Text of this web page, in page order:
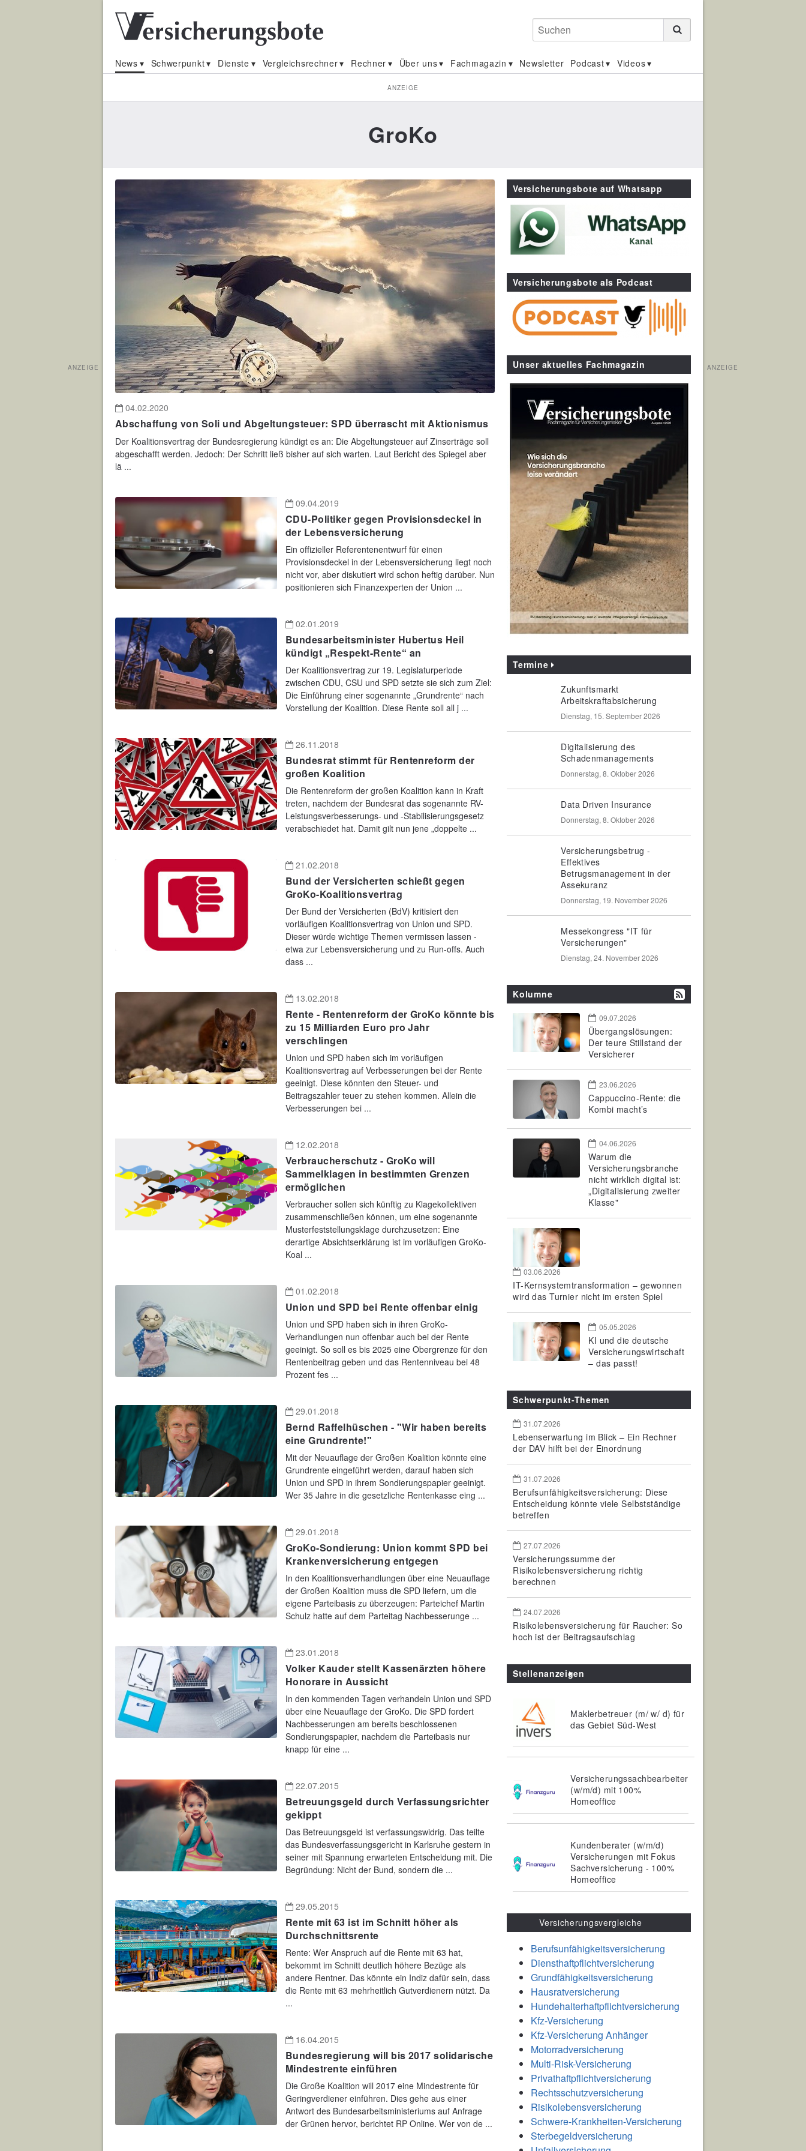
Suchen
News Schwerpunkt Dienste Vergleichsrechner Rechner Über uns Fachmagazin Newsletter Podcast Videos
ANZEIGE
GroKo
04.02.2020
Abschaffung von Soli und Abgeltungsteuer: SPD überrascht mit Aktionismus
Der Koalitionsvertrag der Bundesregierung kündigt es an: Die Abgeltungsteuer auf Zinserträge soll
abgeschafft werden. Jedoch: Der Schritt ließ bisher auf sich warten. Laut Bericht des Spiegel aber
lä ...
09.04.2019
CDU-Politiker gegen Provisionsdeckel in
der Lebensversicherung
Ein offizieller Referentenentwurf für einen
Provisionsdeckel in der Lebensversicherung liegt noch
nicht vor, aber diskutiert wird schon heftig darüber. Nun
positionieren sich Finanzexperten der Union ...
02.01.2019
Bundesarbeitsminister Hubertus Heil
kündigt „Respekt-Rente“ an
Der Koalitionsvertrag zur 19. Legislaturperiode
zwischen CDU, CSU und SPD setzte sie sich zum Ziel:
Die Einführung einer sogenannte „Grundrente“ nach
Vorstellung der Koalition. Diese Rente soll all j ...
26.11.2018
Bundesrat stimmt für Rentenreform der
großen Koalition
Die Rentenreform der großen Koalition kann in Kraft
treten, nachdem der Bundesrat das sogenannte RV-
Leistungsverbesserungs- und -Stabilisierungsgesetz
verabschiedet hat. Damit gilt nun jene „doppelte ...
21.02.2018
Bund der Versicherten schießt gegen
GroKo-Koalitionsvertrag
Der Bund der Versicherten (BdV) kritisiert den
vorläufigen Koalitionsvertrag von Union und SPD.
Dieser würde wichtige Themen vermissen lassen -
etwa zur Lebensversicherung und zu Run-offs. Auch
dass ...
13.02.2018
Rente - Rentenreform der GroKo könnte bis
zu 15 Milliarden Euro pro Jahr
verschlingen
Union und SPD haben sich im vorläufigen
Koalitionsvertrag auf Verbesserungen bei der Rente
geeinigt. Diese könnten den Steuer- und
Beitragszahler teuer zu stehen kommen. Allein die
Verbesserungen bei ...
12.02.2018
Verbraucherschutz - GroKo will
Sammelklagen in bestimmten Grenzen
ermöglichen
Verbraucher sollen sich künftig zu Klagekollektiven
zusammenschließen können, um eine sogenannte
Musterfeststellungsklage durchzusetzen: Eine
derartige Absichtserklärung ist im vorläufigen GroKo-
Koal ...
01.02.2018
Union und SPD bei Rente offenbar einig
Union und SPD haben sich in ihren GroKo-
Verhandlungen nun offenbar auch bei der Rente
geeinigt. So soll es bis 2025 eine Obergrenze für den
Rentenbeitrag geben und das Rentenniveau bei 48
Prozent fes ...
29.01.2018
Bernd Raffelhüschen - "Wir haben bereits
eine Grundrente!"
Mit der Neuauflage der Großen Koalition könnte eine
Grundrente eingeführt werden, darauf haben sich
Union und SPD in ihrem Sondierungspapier geeinigt.
Wer 35 Jahre in die gesetzliche Rentenkasse eing ...
29.01.2018
GroKo-Sondierung: Union kommt SPD bei
Krankenversicherung entgegen
In den Koalitionsverhandlungen über eine Neuauflage
der Großen Koalition muss die SPD liefern, um die
eigene Parteibasis zu überzeugen: Parteichef Martin
Schulz hatte auf dem Parteitag Nachbesserunge ...
23.01.2018
Volker Kauder stellt Kassenärzten höhere
Honorare in Aussicht
In den kommenden Tagen verhandeln Union und SPD
über eine Neuauflage der GroKo. Die SPD fordert
Nachbesserungen am bereits beschlossenen
Sondierungspapier, nachdem die Parteibasis nur
knapp für eine ...
22.07.2015
Betreuungsgeld durch Verfassungsrichter
gekippt
Das Betreuungsgeld ist verfassungswidrig. Das teilte
das Bundesverfassungsgericht in Karlsruhe gestern in
seiner mit Spannung erwarteten Entscheidung mit. Die
Begründung: Nicht der Bund, sondern die ...
29.05.2015
Rente mit 63 ist im Schnitt höher als
Durchschnittsrente
Rente: Wer Anspruch auf die Rente mit 63 hat,
bekommt im Schnitt deutlich höhere Bezüge als
andere Rentner. Das könnte ein Indiz dafür sein, dass
die Rente mit 63 mehrheitlich Gutverdienern nützt. Da
...
16.04.2015
Bundesregierung will bis 2017 solidarische
Mindestrente einführen
Die Große Koalition will 2017 eine Mindestrente für
Geringverdiener einführen. Dies gehe aus einer
Antwort des Bundesarbeitsministeriums auf Anfrage
der Grünen hervor, berichtet RP Online. Wer von de ...
Versicherungsbote auf Whatsapp
Versicherungsbote als Podcast
Unser aktuelles Fachmagazin
Termine
Zukunftsmarkt
Arbeitskraftabsicherung
Dienstag, 15. September 2026
Digitalisierung des
Schadenmanagements
Donnerstag, 8. Oktober 2026
Data Driven Insurance
Donnerstag, 8. Oktober 2026
Versicherungsbetrug -
Effektives
Betrugsmanagement in der
Assekuranz
Donnerstag, 19. November 2026
Messekongress "IT für
Versicherungen"
Dienstag, 24. November 2026
Kolumne
09.07.2026
Übergangslösungen:
Der teure Stillstand der
Versicherer
23.06.2026
Cappuccino-Rente: die
Kombi macht’s
04.06.2026
Warum die
Versicherungsbranche
nicht wirklich digital ist:
„Digitalisierung zweiter
Klasse"
03.06.2026
IT-Kernsystemtransformation – gewonnen
wird das Turnier nicht im ersten Spiel
05.05.2026
KI und die deutsche
Versicherungswirtschaft
– das passt!
Schwerpunkt-Themen
31.07.2026
Lebenserwartung im Blick – Ein Rechner
der DAV hilft bei der Einordnung
31.07.2026
Berufsunfähigkeitsversicherung: Diese
Entscheidung könnte viele Selbstständige
betreffen
27.07.2026
Versicherungssumme der
Risikolebensversicherung richtig
berechnen
24.07.2026
Risikolebensversicherung für Raucher: So
hoch ist der Beitragsaufschlag
Stellenanzeigen
Maklerbetreuer (m/ w/ d) für
das Gebiet Süd-West
Versicherungssachbearbeiter
(w/m/d) mit 100%
Homeoffice
Kundenberater (w/m/d)
Versicherungen mit Fokus
Sachversicherung - 100%
Homeoffice
Versicherungsvergleiche
Berufsunfähigkeitsversicherung
Diensthaftpflichtversicherung
Grundfähigkeitsversicherung
Hausratversicherung
Hundehalterhaftpflichtversicherung
Kfz-Versicherung
Kfz-Versicherung Anhänger
Motorradversicherung
Multi-Risk-Versicherung
Privathaftpflichtversicherung
Rechtsschutzversicherung
Risikolebensversicherung
Schwere-Krankheiten-Versicherung
Sterbegeldversicherung
ANZEIGE ANZEIGE